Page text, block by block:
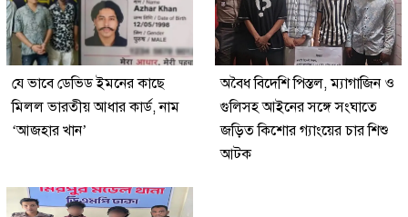
যে ভাবে ডেভিড ইমনের কাছে
মিলল ভারতীয় আধার কার্ড, নাম
‘আজহার খান’
অবৈধ বিদেশি পিস্তল, ম্যাগাজিন ও
গুলিসহ আইনের সঙ্গে সংঘাতে
জড়িত কিশোর গ্যাংয়ের চার শিশু
আটক